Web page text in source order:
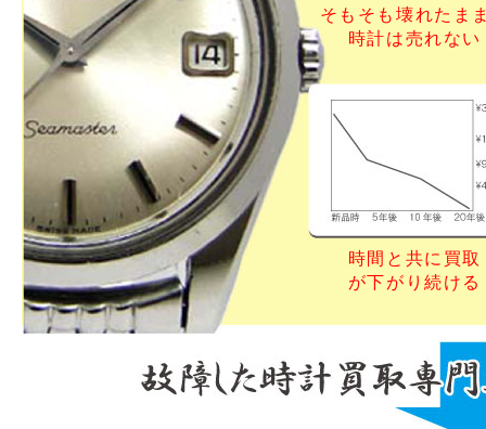
そもそも壊れたま
時計は売れない
時間と共に買取
が下がり続ける